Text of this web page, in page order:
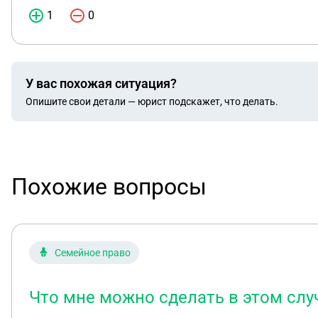
1 0
У вас похожая ситуация?
Опишите свои детали — юрист подскажет, что делать.
Похожие вопросы
Семейное право
Что мне можно сделать в этом